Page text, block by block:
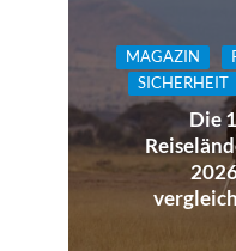
MAGAZIN
SICHERHEIT
Die